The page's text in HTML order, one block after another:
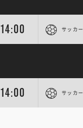
14:00 サッカー
14:00 サッカー